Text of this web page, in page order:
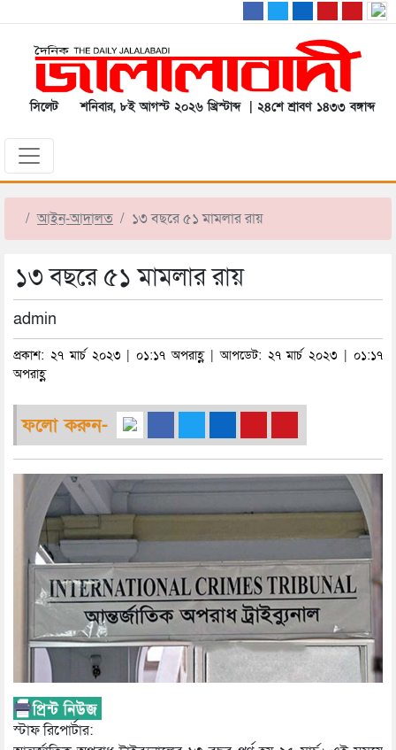
সিলেট শনিবার, ৮ই আগস্ট ২০২৬ খ্রিস্টাব্দ | ২৪শে শ্রাবণ ১৪৩৩ বঙ্গাব্দ
আইন-আদালত ১৩ বছরে ৫১ মামলার রায়
১৩ বছরে ৫১ মামলার রায়
admin
প্রকাশ: ২৭ মার্চ ২০২৩ | ০১:১৭ অপরাহ্ণ | আপডেট: ২৭ মার্চ ২০২৩ | ০১:১৭
অপরাহ্ণ
ফলো করুন-
স্টাফ রিপোর্টার: